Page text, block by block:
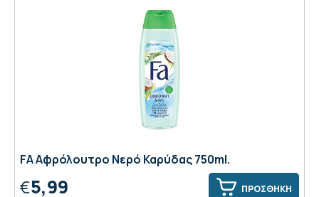
FA Αφρόλουτρο Νερό Καρύδας 750ml.
€5,99 ΠΡΟΣΘΗΚΗ